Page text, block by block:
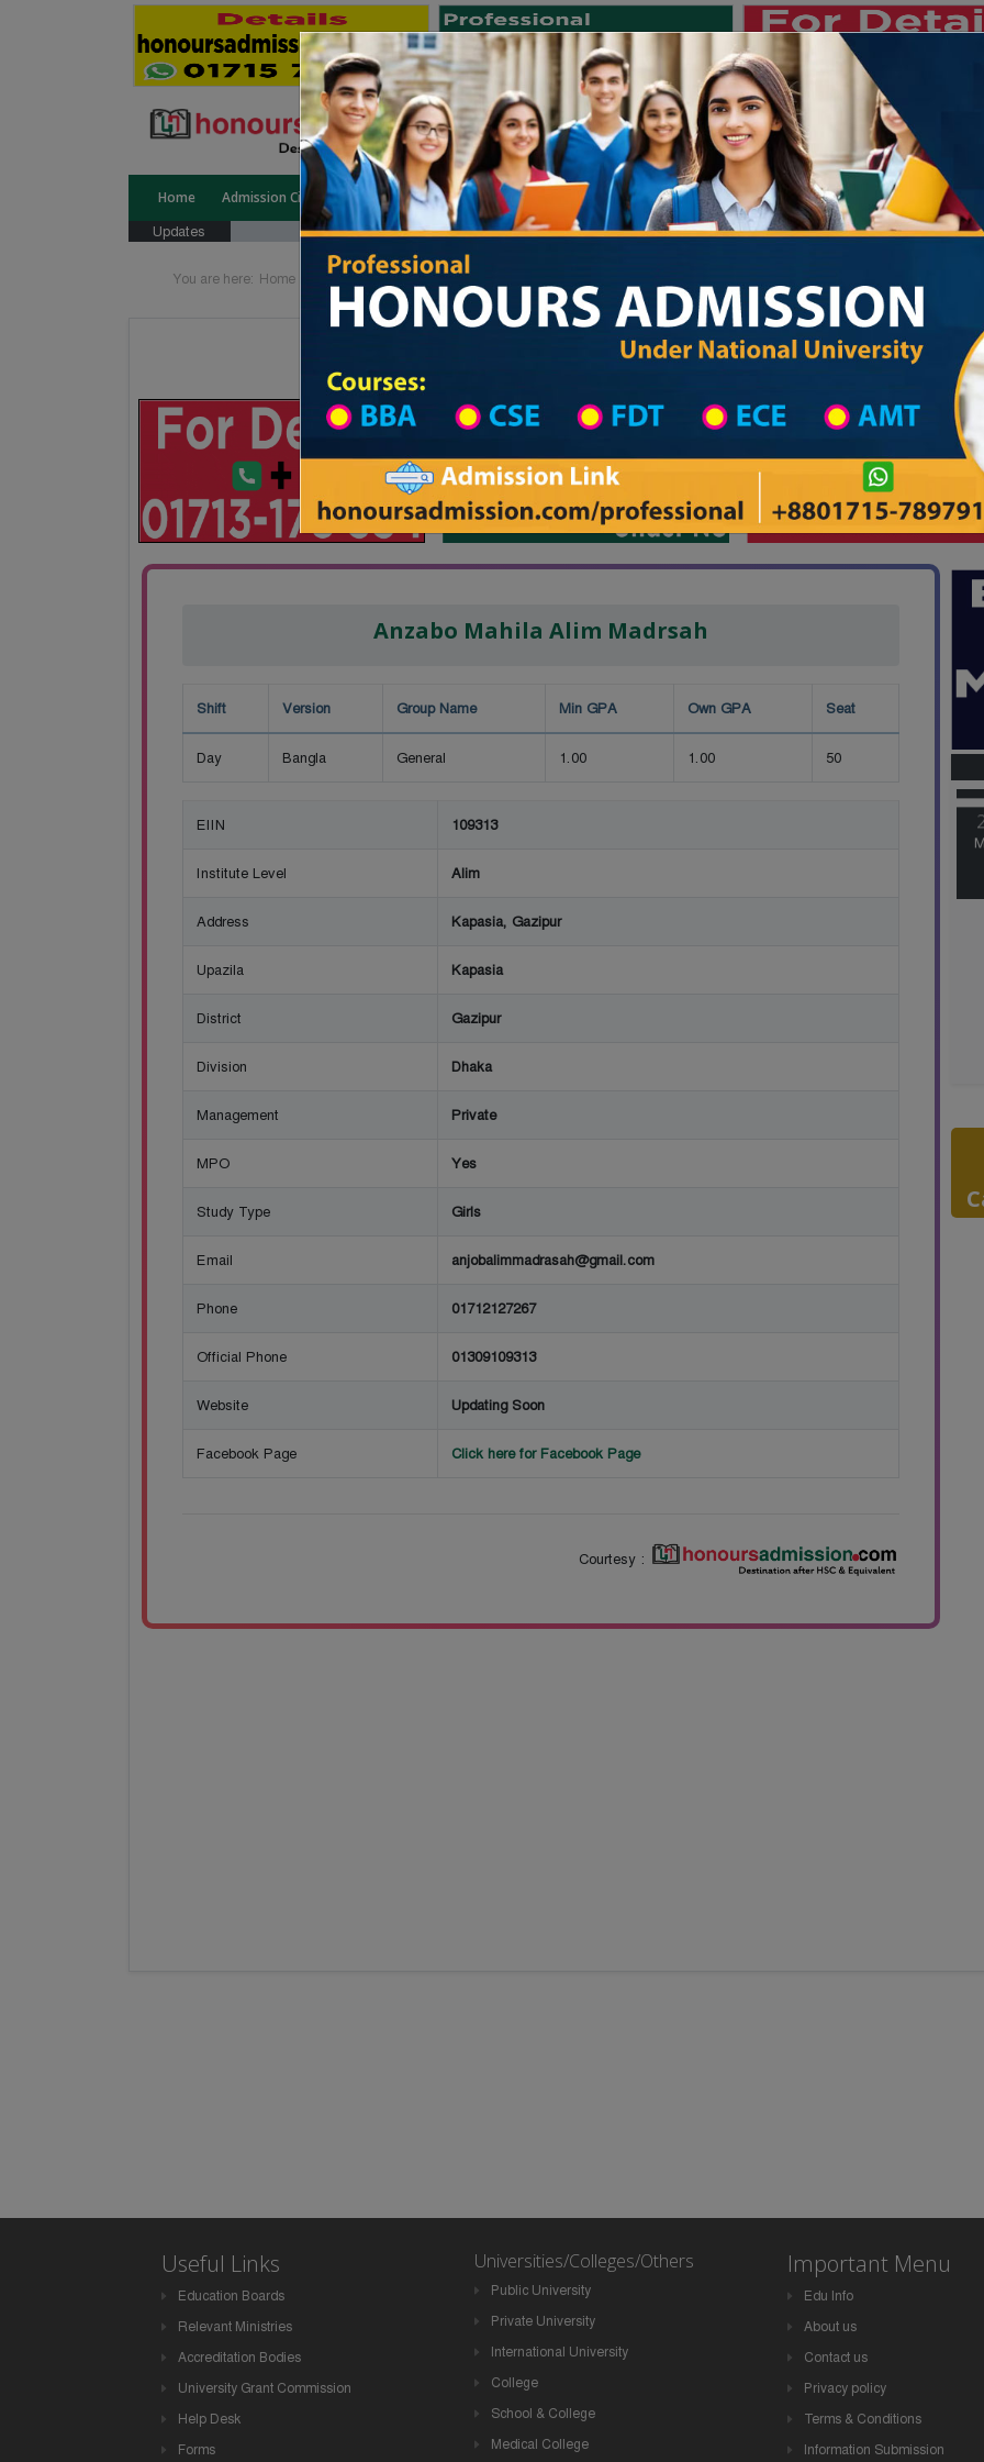
Home Admission Circular Public University Private University International University University College
Updates জাতীয় বিশ্ববিদ্যালয় ২০২৫-২৬
You are here: Home Division List Madrasah in Gazipur District
Private University Admission
Anzabo Mahila Alim Madrsah
Shift Version Group Name Min GPA Own GPA Seat
Day Bangla General 1.00 1.00 50
EIIN 109313
Institute Level Alim
Address Kapasia, Gazipur
Upazila Kapasia
District Gazipur
Division Dhaka
Management Private
MPO Yes
Study Type Girls
Email anjobalimmadrasah@gmail.com
Phone 01712127267
Official Phone 01309109313
Website Updating Soon
Facebook Page Click here for Facebook Page
Courtesy :
Useful Links
Education Boards
Relevant Ministries
Accreditation Bodies
University Grant Commission
Help Desk
Forms
Universities/Colleges/Others
Public University
Private University
International University
College
School & College
Medical College
Important Menu
Edu Info
About us
Contact us
Privacy policy
Terms & Conditions
Information Submission